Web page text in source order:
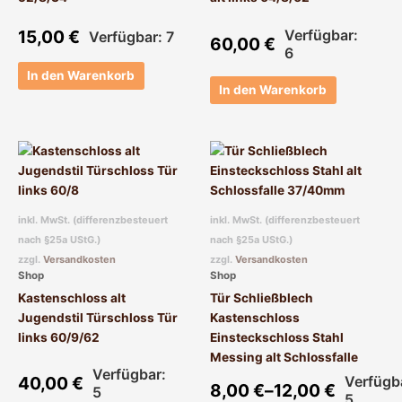
15,00€ Verfügbar: 7
In den Warenkorb
60,00€ Verfügbar:
6
In den Warenkorb
inkl. MwSt. (differenzbesteuert
nach §25a UStG.)
zzgl. Versandkosten
Shop
Kastenschloss alt
Jugendstil Türschloss Tür
links 60/9/62
40,00€ Verfügbar:
5
inkl. MwSt. (differenzbesteuert
nach §25a UStG.)
zzgl. Versandkosten
Shop
Tür Schließblech
Kastenschloss
Einsteckschloss Stahl
Messing alt Schlossfalle
8,00€–12,00€
Dieses
Produkt
weist
Varianten
Die
können
auf
Produktseite
gewählt